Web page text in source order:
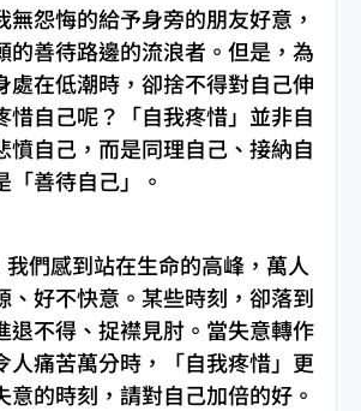
無怨悔的給予身旁的朋友好意，
的善待路邊的流浪者。但是，為
處在低潮時，卻捨不得對自己伸
惜自己呢？「自我疼惜」並非自
憤自己，而是同理自己、接納自
「善待自己」。
們感到站在生命的高峰，萬人
、好不快意。某些時刻，卻落到
退不得、捉襟見肘。當失意轉作
人痛苦萬分時，「自我疼惜」更
意的時刻，請對自己加倍的好。